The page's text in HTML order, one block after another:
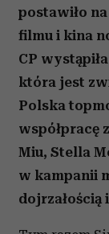
postawiło
filmu i kina
CP
która jest
Polska
współpracę
Miu, Stella
w kampanii
dojrzałością